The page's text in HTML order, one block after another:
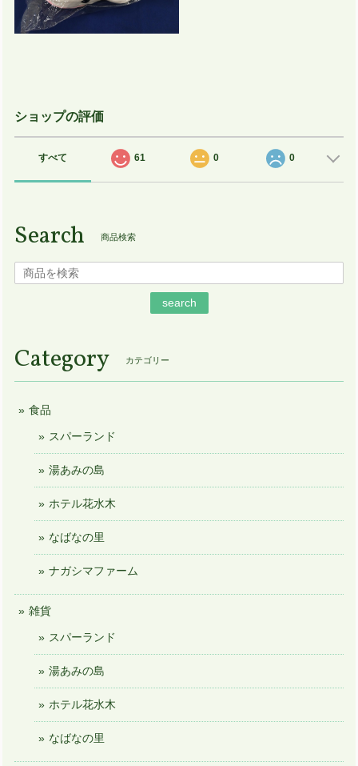
ショップの評価
すべて 61 0 0
Search 商品検索
search
Category カテゴリー
食品
スパーランド
湯あみの島
ホテル花水木
なばなの里
ナガシマファーム
雑貨
スパーランド
湯あみの島
ホテル花水木
なばなの里